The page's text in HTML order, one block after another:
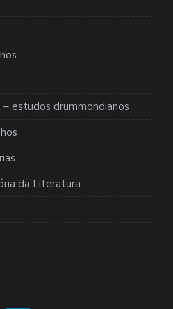
estudos drummondianos
da Literatura